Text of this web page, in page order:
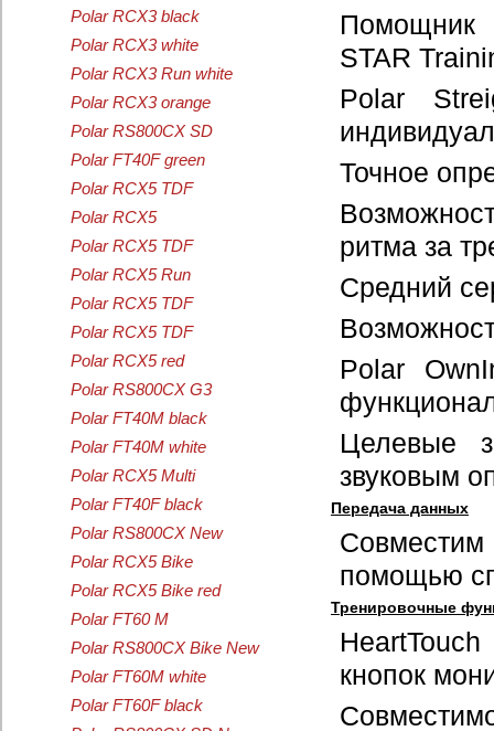
Помощник
STAR
Polar
Точное
ритма за
Средний
Polar
Целевые
звуковым
Передача данных
помощью
Тренировочные
кнопок
Polar RCX3 black
Polar RCX3 white
Polar RCX3 Run white
Polar RCX3 orange
Polar RS800CX SD
Polar FT40F green
Polar RCX5 TDF
Polar RCX5
Polar RCX5 TDF
Polar RCX5 Run
Polar RCX5 TDF
Polar RCX5 TDF
Polar RCX5 red
Polar RS800CX G3
Polar FT40M black
Polar FT40M white
Polar RCX5 Multi
Polar FT40F black
Polar RS800CX New
Polar RCX5 Bike
Polar RCX5 Bike red
Polar FT60 M
Polar RS800CX Bike New
Polar FT60M white
Polar FT60F black